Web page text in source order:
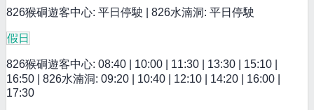
826猴硐遊客中心: 平日停駛 | 826水湳洞: 平日停駛
假日
826猴硐遊客中心: 08:40 | 10:00 | 11:30 | 13:30 | 15:10 |
16:50 | 826水湳洞: 09:20 | 10:40 | 12:10 | 14:20 | 16:00 |
17:30